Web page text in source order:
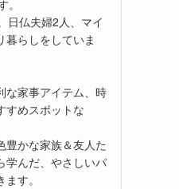
日仏夫婦2人、マイ
暮らしをしていま
な家事アイテム、時
すめスポットな
豊かな家族＆友人た
学んだ、やさしいパ
す。